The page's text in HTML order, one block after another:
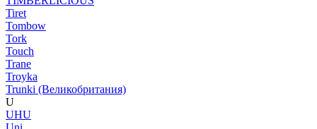
Tiret
Tombow
Tork
Touch
Trane
Troyka
Trunki (Великобритания)
U
UHU